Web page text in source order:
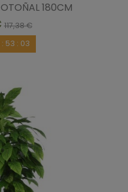
180CM
117,38 €
: 53 : 02